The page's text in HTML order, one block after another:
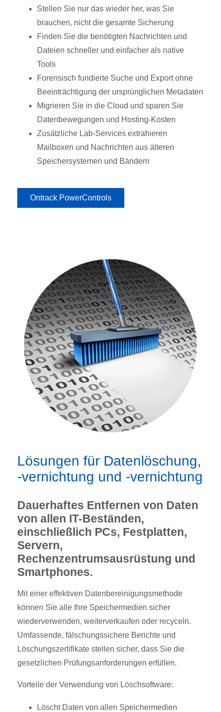
Stellen Sie nur das wieder her, was Sie
brauchen, nicht die gesamte Sicherung
Finden Sie die benötigten Nachrichten und
Dateien schneller und einfacher als native
Tools
Forensisch fundierte Suche und Export ohne
Beeinträchtigung der ursprünglichen Metadaten
Migrieren Sie in die Cloud und sparen Sie
Datenbewegungen und Hosting-Kosten
Zusätzliche Lab-Services extrahieren
Mailboxen und Nachrichten aus älteren
Speichersystemen und Bändern
Ontrack PowerControls
Lösungen für Datenlöschung,
-vernichtung und -vernichtung
Dauerhaftes Entfernen von Daten
von allen IT-Beständen,
einschließlich PCs, Festplatten,
Servern,
Rechenzentrumsausrüstung und
Smartphones.
Mit einer effektiven Datenbereinigungsmethode
können Sie alle Ihre Speichermedien sicher
wiederverwenden, weiterverkaufen oder recyceln.
Umfassende, fälschungssichere Berichte und
Löschungszertifikate stellen sicher, dass Sie die
gesetzlichen Prüfungsanforderungen erfüllen.
Vorteile der Verwendung von Löschsoftware:
Löscht Daten von allen Speichermedien